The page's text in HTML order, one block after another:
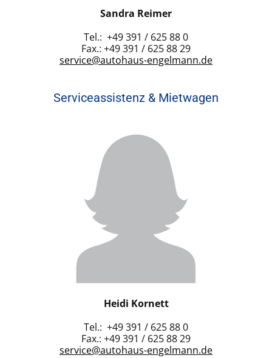
Sandra Reimer
Tel.: +49 391 / 625 88 0
Fax.: +49 391 / 625 88 29
service@autohaus-engelmann.de
Serviceassistenz & Mietwagen
Heidi Kornett
Tel.: +49 391 / 625 88 0
Fax.: +49 391 / 625 88 29
service@autohaus-engelmann.de